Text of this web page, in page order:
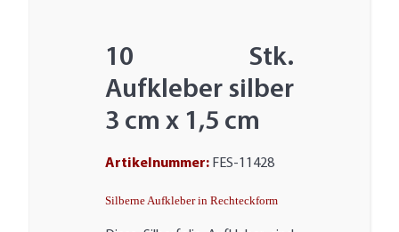
10 Stk.
Aufkleber silber
3 cm x 1,5 cm
Artikelnummer: FES-11428
Silberne Aufkleber in Rechteckform